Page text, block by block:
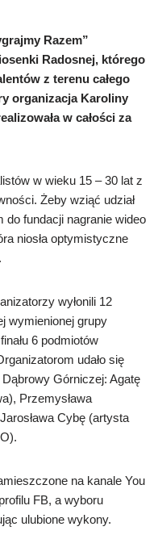
Razem”
Radosnej, którego
z terenu całego
organizacja Karoliny
w całości za
w wieku 15 – 30 lat z
Żeby wziąć udział
do fundacji nagranie wideo
niosła optymistyczne
wyłonili 12
wymienionej grupy
6 podmiotów
udało się
Górniczej: Agatę
Przemysława
Cybę (artysta
na kanale You
FB, a wyboru
ulubione wykony.